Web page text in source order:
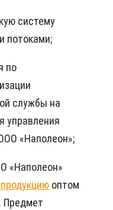
систему
потоками;
по
службы на
управления
«Наполеон»;
«Наполеон»
оптом
Предмет